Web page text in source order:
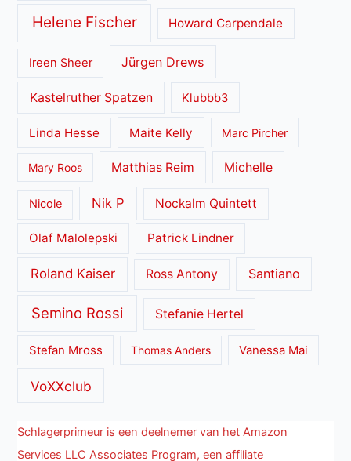
Helene Fischer Howard Carpendale
Ireen Sheer Jürgen Drews
Kastelruther Spatzen Klubbb3
Linda Hesse Maite Kelly Marc Pircher
Mary Roos Matthias Reim Michelle
Nicole Nik P Nockalm Quintett
Olaf Malolepski Patrick Lindner
Roland Kaiser Ross Antony Santiano
Semino Rossi Stefanie Hertel
Stefan Mross Thomas Anders Vanessa Mai
VoXXclub
Schlagerprimeur is een deelnemer van het Amazon
Services LLC Associates Program, een affiliate